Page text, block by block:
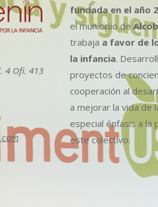
4 Ofi. 413
fundada en el año
el municipio de
trabaja a favor de
la infancia.
proyectos de
cooperación al
a mejorar la vida de
especial énfasis a la
este colectivo.